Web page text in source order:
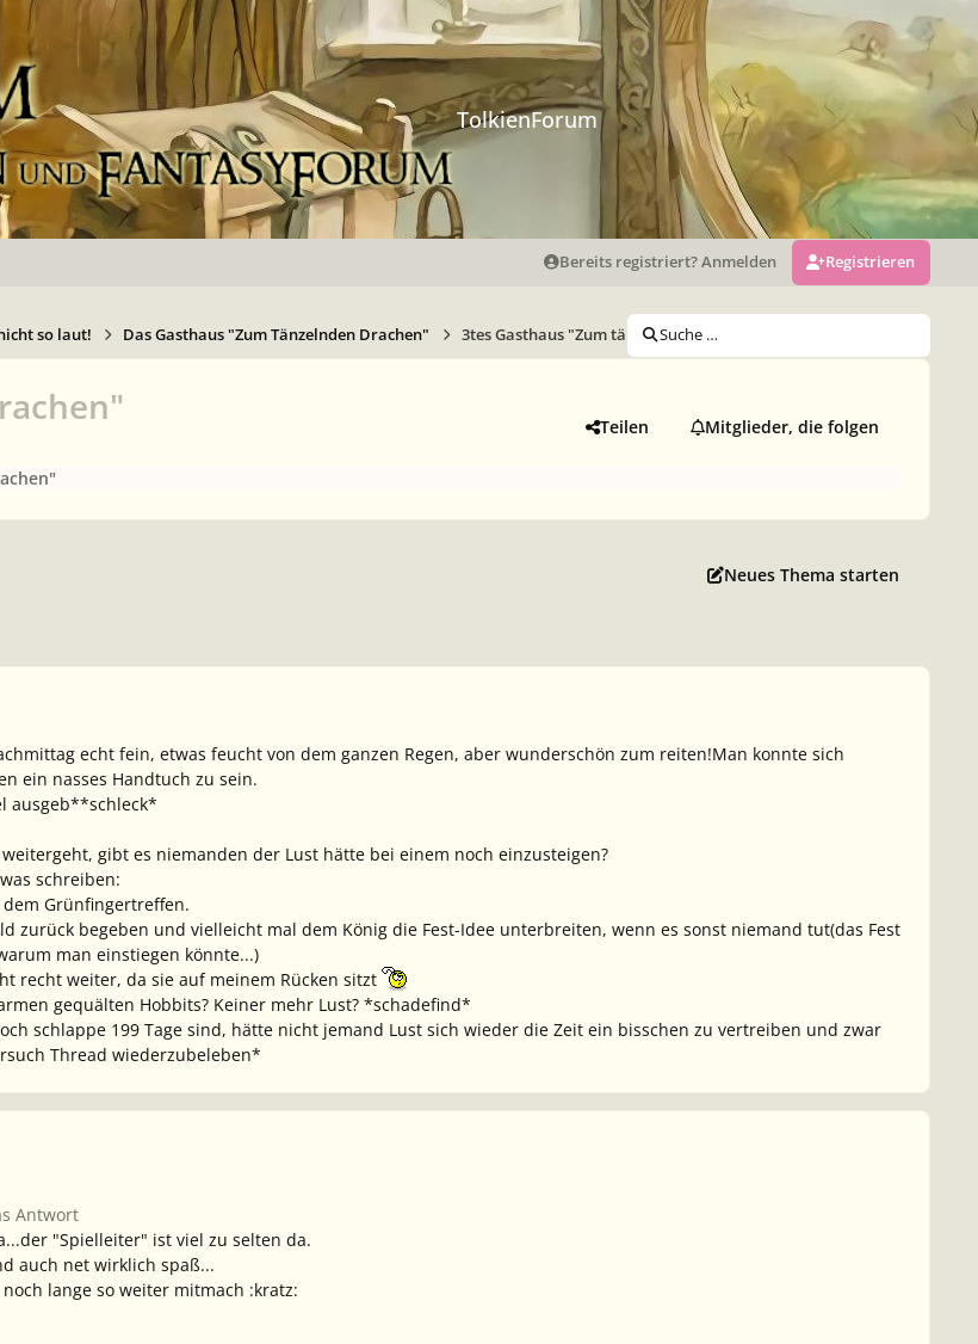
TolkienForum
Bereits registriert? Anmelden Registrieren
so laut! Das Gasthaus "Zum Tänzelnden Drachen" 3tes Gasthaus "Zum tänzelnden Drachen"
Suche …
Teilen Mitglieder, die folgen
Neues Thema starten
echt fein, etwas feucht von dem ganzen Regen, aber wunderschön zum reiten!Man konnte sich
ein nasses Handtuch zu sein.
ausgeb**schleck*
gibt es niemanden der Lust hätte bei einem noch einzusteigen?
schreiben:
Grünfingertreffen.
zurück begeben und vielleicht mal dem König die Fest-Idee unterbreiten, wenn es sonst niemand tut(das Fest
man einstiegen könnte...)
recht weiter, da sie auf meinem Rücken sitzt
gequälten Hobbits? Keiner mehr Lust? *schadefind*
schlappe 199 Tage sind, hätte nicht jemand Lust sich wieder die Zeit ein bisschen zu vertreiben und zwar
Thread wiederzubeleben*
Antwort
"Spielleiter" ist viel zu selten da.
auch net wirklich spaß...
lange so weiter mitmach :kratz: